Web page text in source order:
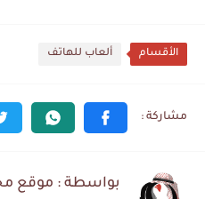
الأقسام ألعاب للهاتف
بواسطة : موقع